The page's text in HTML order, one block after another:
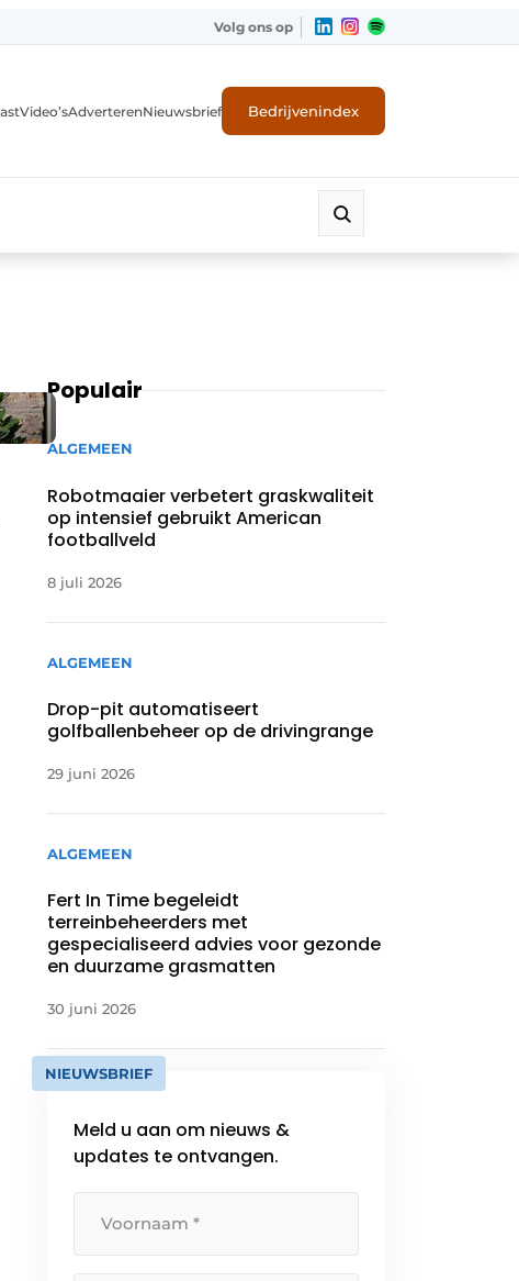
Volg ons op
Video’sAdverterenNieuwsbrief Bedrijvenindex
Populair
ALGEMEEN
Robotmaaier verbetert graskwaliteit
op intensief gebruikt American
footballveld
8 juli 2026
ALGEMEEN
Drop-pit automatiseert
golfballenbeheer op de drivingrange
29 juni 2026
ALGEMEEN
Fert In Time begeleidt
terreinbeheerders met
gespecialiseerd advies voor gezonde
en duurzame grasmatten
30 juni 2026
NIEUWSBRIEF
Meld u aan om nieuws &
updates te ontvangen.